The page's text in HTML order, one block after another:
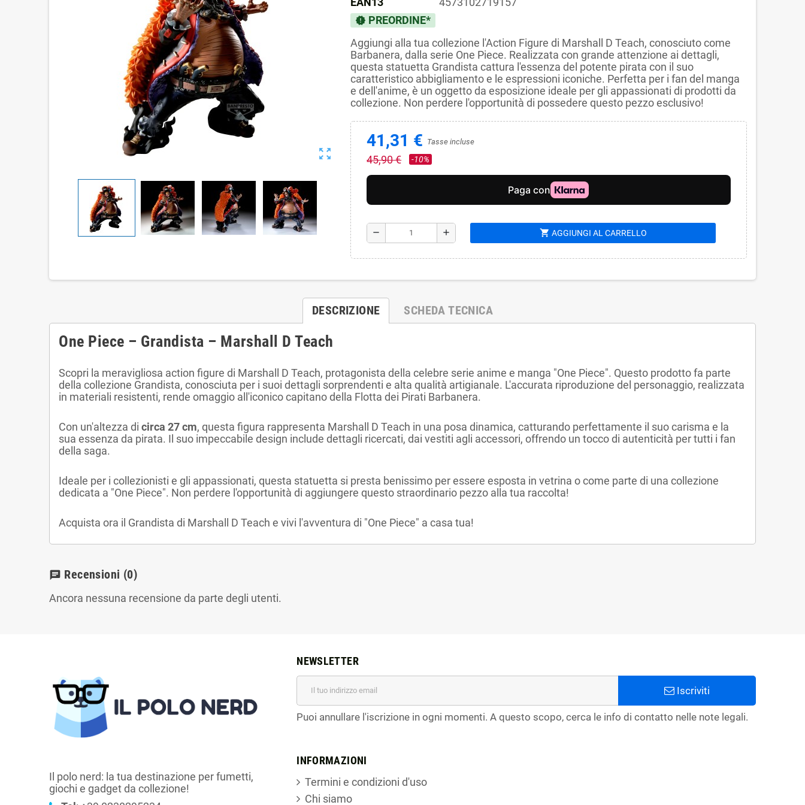
zoom_out_map
new_releases PREORDINE*
Aggiungi alla tua collezione l'Action Figure di Marshall D Teach, conosciuto come
Barbanera, dalla serie One Piece. Realizzata con grande attenzione ai dettagli,
questa statuetta Grandista cattura l'essenza del potente pirata con il suo
caratteristico abbigliamento e le espressioni iconiche. Perfetta per i fan del manga
e dell'anime, è un oggetto da esposizione ideale per gli appassionati di prodotti da
collezione. Non perdere l'opportunità di possedere questo pezzo esclusivo!
41,31 € Tasse incluse
45,90 € -10%
remove add shopping_cart AGGIUNGI AL CARRELLO
DESCRIZIONE SCHEDA TECNICA
One Piece – Grandista – Marshall D Teach
Scopri la meravigliosa action figure di Marshall D Teach, protagonista della celebre serie anime e manga "One Piece". Questo prodotto fa parte
della collezione Grandista, conosciuta per i suoi dettagli sorprendenti e alta qualità artigianale. L'accurata riproduzione del personaggio, realizzata
in materiali resistenti, rende omaggio all'iconico capitano della Flotta dei Pirati Barbanera.
Con un'altezza di circa 27 cm, questa figura rappresenta Marshall D Teach in una posa dinamica, catturando perfettamente il suo carisma e la
sua essenza da pirata. Il suo impeccabile design include dettagli ricercati, dai vestiti agli accessori, offrendo un tocco di autenticità per tutti i fan
della saga.
Ideale per i collezionisti e gli appassionati, questa statuetta si presta benissimo per essere esposta in vetrina o come parte di una collezione
dedicata a "One Piece". Non perdere l'opportunità di aggiungere questo straordinario pezzo alla tua raccolta!
Acquista ora il Grandista di Marshall D Teach e vivi l'avventura di "One Piece" a casa tua!
chat Recensioni (0)
Ancora nessuna recensione da parte degli utenti.
Il polo nerd: la tua destinazione per fumetti,
giochi e gadget da collezione!
NEWSLETTER
Iscriviti
Puoi annullare l'iscrizione in ogni momenti. A questo scopo, cerca le info di contatto nelle note legali.
INFORMAZIONI
Termini e condizioni d'uso
Chi siamo